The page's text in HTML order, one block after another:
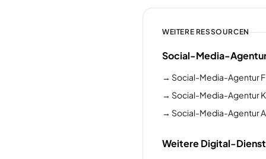
WEITERE RESSOURCEN
Social-Media-
→ Social-Media-Agentur
→ Social-Media-Agentur
→ Social-Media-Agentur
Weitere Digital-